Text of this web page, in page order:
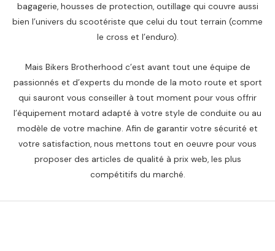
bagagerie, housses de protection, outillage qui couvre aussi
bien l’univers du scootériste que celui du tout terrain (comme
le cross et l’enduro).
Mais Bikers Brotherhood c’est avant tout une équipe de
passionnés et d’experts du monde de la moto route et sport
qui sauront vous conseiller à tout moment pour vous offrir
l’équipement motard adapté à votre style de conduite ou au
modèle de votre machine. Afin de garantir votre sécurité et
votre satisfaction, nous mettons tout en oeuvre pour vous
proposer des articles de qualité à prix web, les plus
compétitifs du marché.